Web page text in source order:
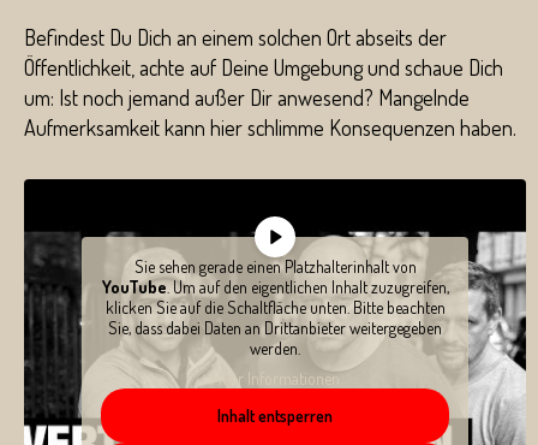
Befindest Du Dich an einem solchen Ort abseits der
Öffentlichkeit, achte auf Deine Umgebung und schaue Dich
um: Ist noch jemand außer Dir anwesend? Mangelnde
Aufmerksamkeit kann hier schlimme Konsequenzen haben.
Sie sehen gerade einen Platzhalterinhalt von
YouTube. Um auf den eigentlichen Inhalt zuzugreifen,
klicken Sie auf die Schaltfläche unten. Bitte beachten
Sie, dass dabei Daten an Drittanbieter weitergegeben
werden.
Mehr Informationen
Inhalt entsperren